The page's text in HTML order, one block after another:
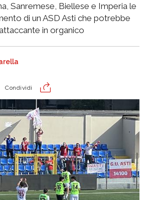
Sanremese, Biellese e Imperia le
di un ASD Asti che potrebbe
in organico
Condividi